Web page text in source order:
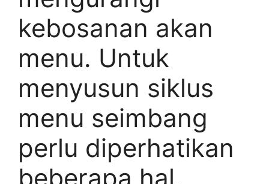
kebosanan akan
menu. Untuk
menyusun siklus
menu seimbang
perlu diperhatikan
beberapa hal,